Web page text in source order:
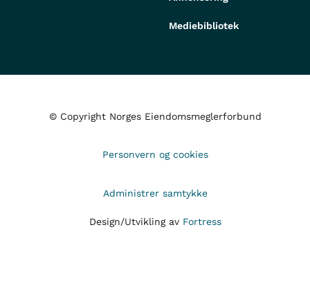
Mediebibliotek
© Copyright Norges Eiendomsmeglerforbund
Personvern og cookies
Administrer samtykke
Design/Utvikling av Fortress